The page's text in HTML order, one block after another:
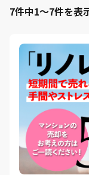
7件中1～7件を表